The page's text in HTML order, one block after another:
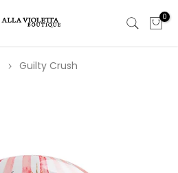
0
Guilty Crush